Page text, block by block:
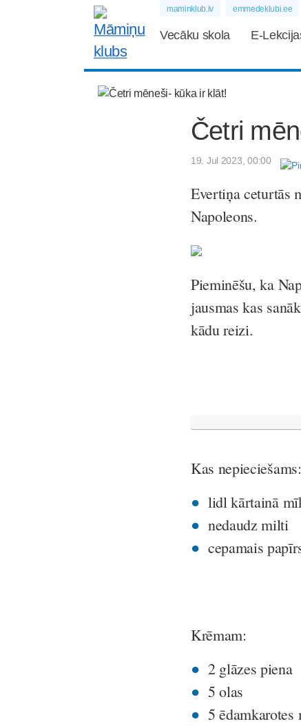
maminklub.lv emmedeklubi.ee
Vecāku skola E-
Četri
19. Jul 2023, 00:00
Evertiņa ceturtās
Napoleons.
Pieminēšu, ka
jausmas kas
kādu reizi.
Kas nepieciešams:
lidl kārtainā
nedaudz milti
cepamais
Krēmam:
2 glāzes piena
5 olas
5 ēdamkarotes